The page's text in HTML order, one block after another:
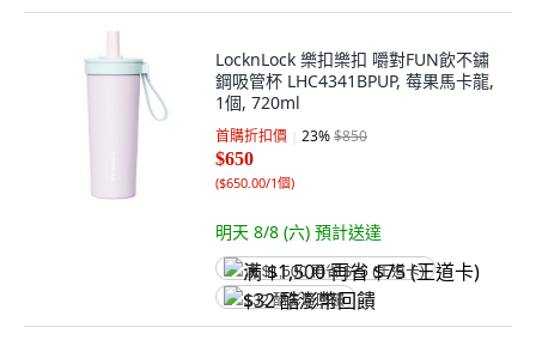
LocknLock 樂扣樂扣 嚼對FUN飲不鏽
鋼吸管杯 LHC4341BPUP, 莓果馬卡龍,
1個, 720ml
首購折扣價 23%$850
$650
($650.00/1個)
明天 8/8 (六) 預計送達
满 $1,500 再省 $75 (王道卡)
$32 酷澎幣回饋